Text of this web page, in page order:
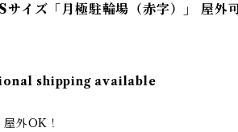
サイズ「月極駐輪場（赤字）」 屋外
shipping available
外OK！